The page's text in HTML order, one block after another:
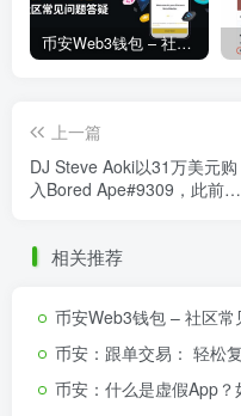
币安Web3钱包 – 社区常见问题答疑
上一篇
DJ Steve Aoki以31万美元购
入Bored Ape#9309，此前已
相关推荐
币安Web3钱包 – 社区常
币安：跟单交易： 轻松
币安：什么是虚假App